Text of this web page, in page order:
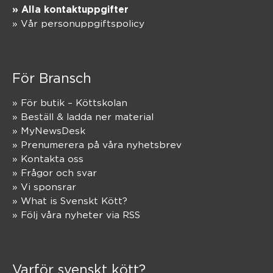
» Alla kontaktuppgifter
» Vår personuppgiftspolicy
För Bransch
» För butik – Köttskolan
» Beställ & ladda ner material
» MyNewsDesk
» Prenumerera på våra nyhetsbrev
» Kontakta oss
» Frågor och svar
» Vi sponsrar
» What is Svenskt Kött?
» Följ våra nyheter via RSS
Varför svenskt kött?